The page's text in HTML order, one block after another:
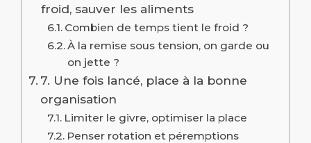
froid, sauver les aliments
Combien de temps tient le froid ?
À la remise sous tension, on garde ou
on jette ?
7. Une fois lancé, place à la bonne
organisation
Limiter le givre, optimiser la place
Penser rotation et péremptions